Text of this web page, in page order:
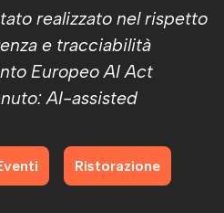
realizzato nel rispetto
e tracciabilità
Europeo AI Act
AI-assisted
Ristorazione